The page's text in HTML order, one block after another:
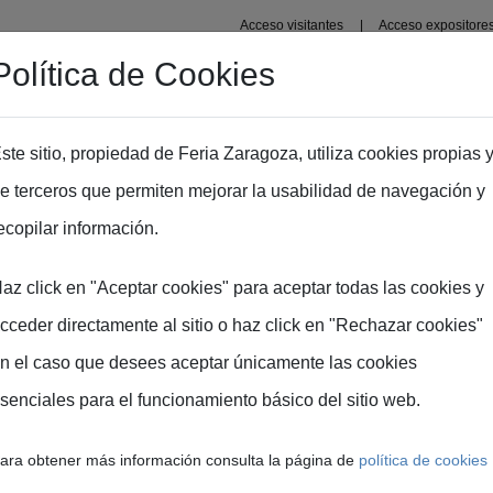
Acceso visitantes Acceso
en el
de Cookies
sitio, propiedad de Feria Zaragoza, utiliza cookies propias y
terceros que permiten mejorar la usabilidad de navegación y
información.
click en "Aceptar cookies" para aceptar todas las cookies y
directamente al sitio o haz click en "Rechazar cookies"
el caso que desees aceptar únicamente las cookies
para el funcionamiento básico del sitio web.
obtener más información consulta la página de política de cookies